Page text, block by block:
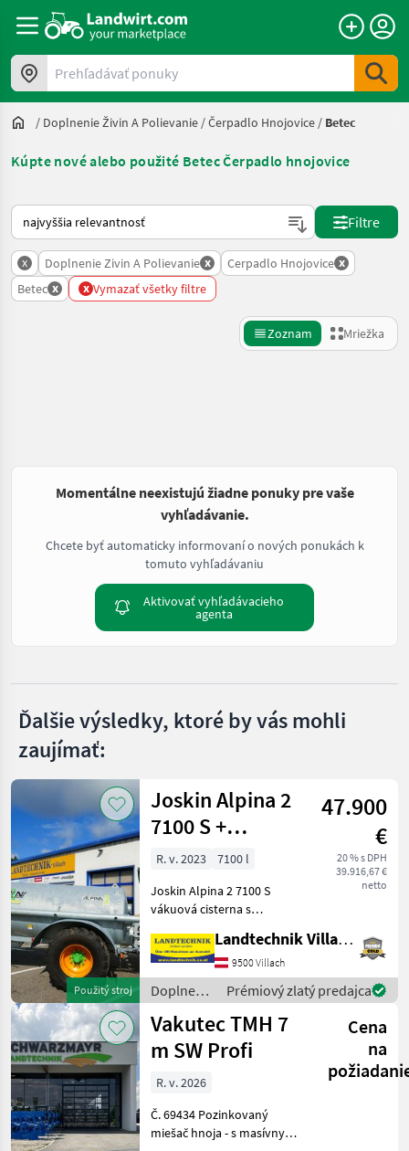
Prehľadávať ponuky
/ Doplnenie Živin A Polievanie /Čerpadlo Hnojovice / Betec
Kúpte nové alebo použité Betec Čerpadlo hnojovice
Takto sa vykonáva triedenie na Landwirt.com
Filtre
x Doplnenie Zivin A Polievanie x Cerpadlo Hnojovice x
Betec x x Vymazať všetky filtre
Zoznam Mriežka
Momentálne neexistujú žiadne ponuky pre vaše
vyhľadávanie.
Chcete byť automaticky informovaní o nových ponukách k
tomuto vyhľadávaniu
Aktivovať vyhľadávacieho
agenta
Ďalšie výsledky, ktoré by vás mohli
zaujímať:
Použitý stroj
Joskin Alpina 2
7100 S +
rozmetávač s
ťahacími lištami
7,5 m
47.900
€
20 % s DPH
39.916,67 €
netto
R. v. 2023
7100 l
Joskin Alpina 2 7100 S
vákuová cisterna s
systémom Pendislide Basic,
rozmetávač s ťahacou
pätkou s pracovnou šírkou
7, 5 m, hydraulicky sklopný,
Landtechnik Villach GmbH
9500 Villach
Doplnenie
živin a
polievanie
/ Joskin
Prémiový zlatý predajca
Vakutec TMH 7
m SW Profi
Cena
na
R. v. 2026
Č. 69434 Pozinkovaný
miešač hnoja - s masívnym